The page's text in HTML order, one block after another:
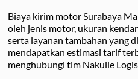
Biaya kirim motor Surabaya
oleh jenis motor, ukuran
serta layanan tambahan yang
mendapatkan estimasi tarif
menghubungi tim Nakulle